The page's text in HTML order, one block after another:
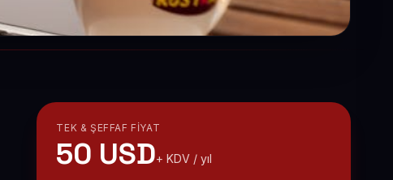
TEK & ŞEFFAF FIYAT
50 USD+ KDV / yıl